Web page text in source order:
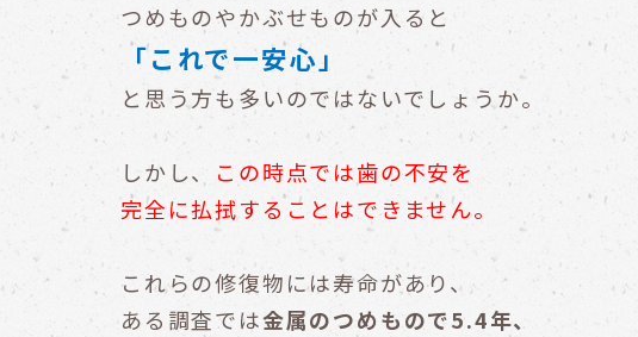
つめものやかぶせものが入ると
「これで一安心」
と思う方も多いのではないでしょうか。
しかし、
この時点では歯の不安を
完全に払拭することはできません。
これらの修復物には寿命があり、
ある調査では金属のつめもので5.4年、